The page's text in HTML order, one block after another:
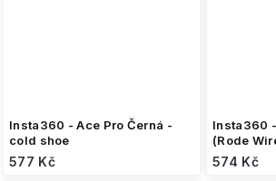
Insta360 - Ace Pro Černá -
cold shoe
577 Kč
Insta360
(Rode
574 Kč